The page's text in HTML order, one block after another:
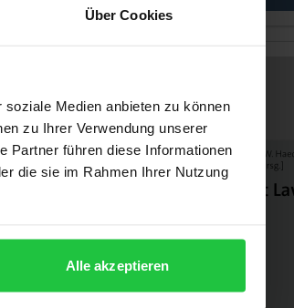
Über Cookies
Medien anbieten zu können
zu Ihrer Verwendung unserer
Partner führen diese Informationen
die sie im Rahmen Ihrer Nutzung
Alle akzeptieren